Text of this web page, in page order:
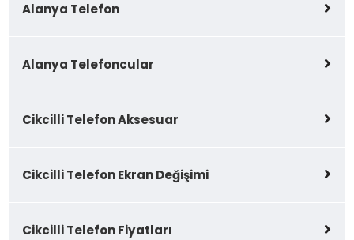
Alanya Telefon
Alanya Telefoncular
Cikcilli Telefon Aksesuar
Cikcilli Telefon Ekran Değişimi
Cikcilli Telefon Fiyatları